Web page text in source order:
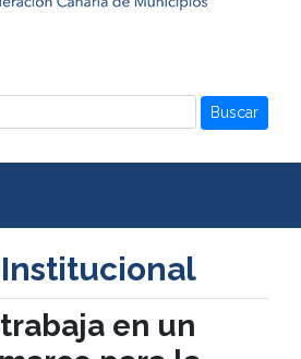
Buscar
trabaja en un